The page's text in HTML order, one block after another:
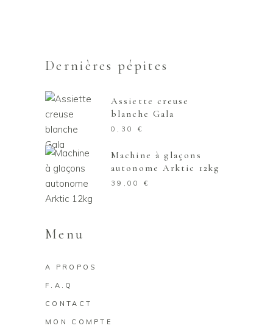
Dernières pépites
Assiette creuse
blanche Gala
0,30 €
Machine à glaçons
autonome Arktic 12kg
39,00 €
Menu
A PROPOS
F.A.Q
CONTACT
MON COMPTE